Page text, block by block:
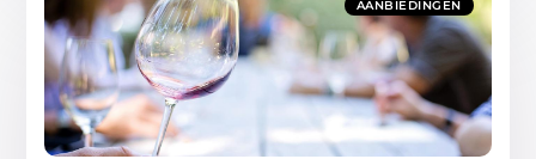
AANBIEDINGEN